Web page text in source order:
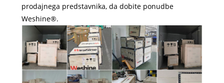
prodajnega predstavnika, da dobite ponudbe
Weshine®.